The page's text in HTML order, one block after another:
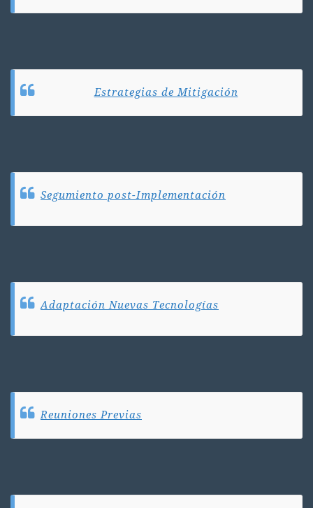
Estrategias de Mitigación
Segumiento post-Implementación
Adaptación Nuevas Tecnologías
Reuniones Previas